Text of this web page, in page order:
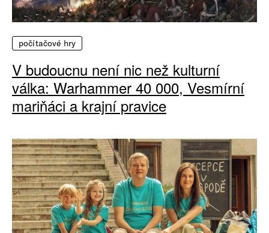
počítačové hry
V budoucnu není nic než kulturní
válka: Warhammer 40 000, Vesmírní
mariňáci a krajní pravice